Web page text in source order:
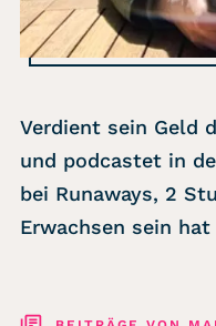
Verdient sein Geld
und podcastet in
bei Runaways, 2
Erwachsen sein